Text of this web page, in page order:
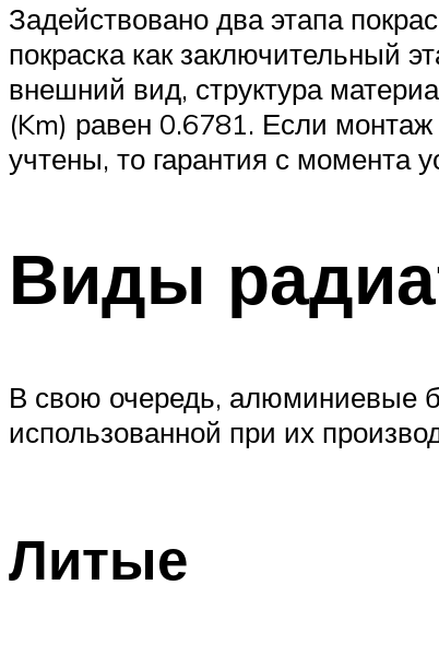
Задействовано два этапа
покраска как заключительный
внешний вид, структура
(Km) равен 0.6781. Если
учтены, то гарантия с момента
Виды
В свою очередь, алюминиевые
использованной при их
Литые